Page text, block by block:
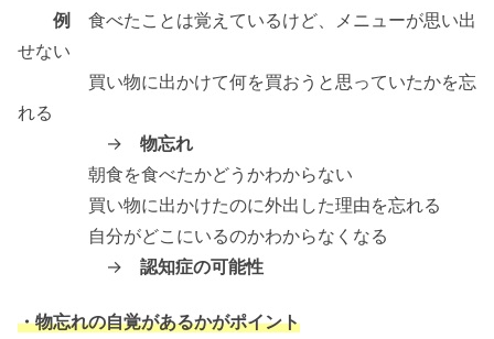
例 食べたことは覚えているけど、メニューが思い出
せない
買い物に出かけて何を買おうと思っていたかを忘
れる
→ 物忘れ
朝食を食べたかどうかわからない
買い物に出かけたのに外出した理由を忘れる
自分がどこにいるのかわからなくなる
→ 認知症の可能性
・物忘れの自覚があるかがポイント